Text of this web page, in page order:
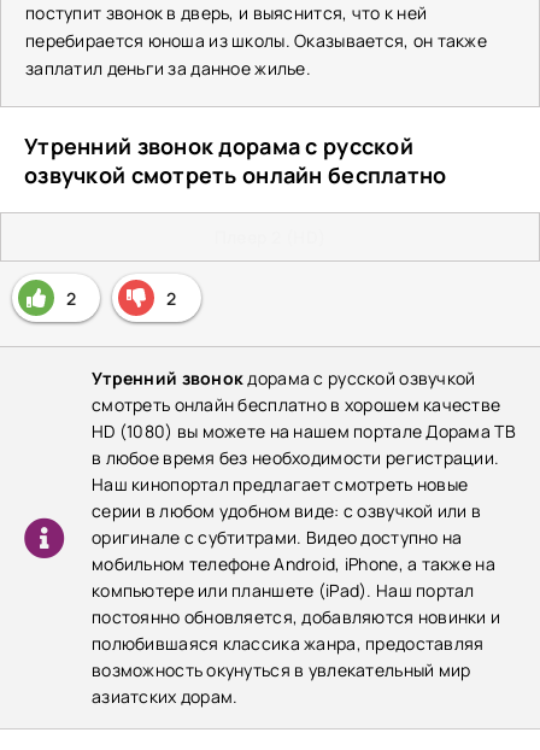
поступит звонок в дверь, и выяснится, что к ней
перебирается юноша из школы. Оказывается, он также
заплатил деньги за данное жилье.
Утренний звонок дорама с русской
озвучкой смотреть онлайн бесплатно
2 2
Утренний звонокдорама с русской озвучкой
смотреть онлайн бесплатно в хорошем качестве
HD (1080) вы можете на нашем портале Дорама ТВ
в любое время без необходимости регистрации.
Наш кинопортал предлагает смотреть новые
серии в любом удобном виде: с озвучкой или в
оригинале с субтитрами. Видео доступно на
мобильном телефоне Android, iPhone, а также на
компьютере или планшете (iPad). Наш портал
постоянно обновляется, добавляются новинки и
полюбившаяся классика жанра, предоставляя
возможность окунуться в увлекательный мир
азиатских дорам.